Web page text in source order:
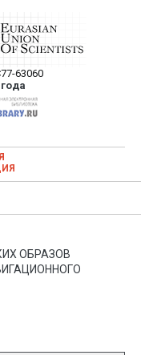
Ученых —
статей в
журнале
63060
научных статей в
журнале
ОБРАЗОВ